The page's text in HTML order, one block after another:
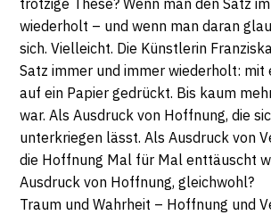
-
16
2019
Zürich
trotzige These? Wenn man den Satz
wiederholt – und wenn man daran
sich. Vielleicht. Die Künstlerin
Satz immer und immer wiederholt: mit
auf ein Papier gedrückt. Bis kaum
war. Als Ausdruck von Hoffnung, die
unterkriegen lässt. Als Ausdruck von
die Hoffnung Mal für Mal enttäuscht
Ausdruck von Hoffnung, gleichwohl?
Traum und Wahrheit – Hoffnung und